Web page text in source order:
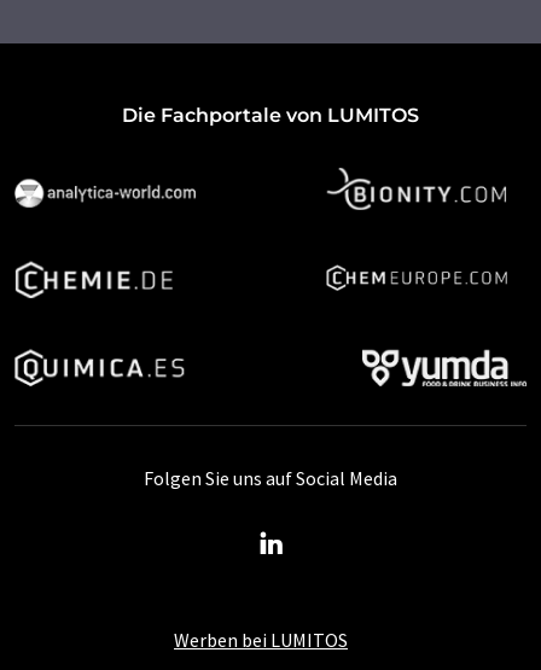
Die Fachportale von LUMITOS
Werben bei LUMITOS
Folgen Sie uns auf Social Media